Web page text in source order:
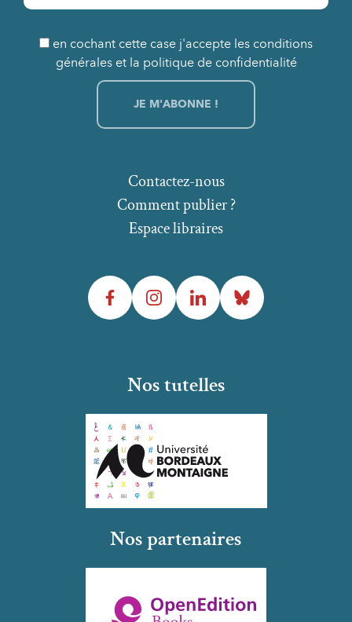
en cochant cette case j'accepte les conditions
générales et la politique de confidentialité
Comment publier ?
Espace libraires
Contactez-nous
FacebookInstagramLinkedInBluesky
Nos tutelles
Nos partenaires